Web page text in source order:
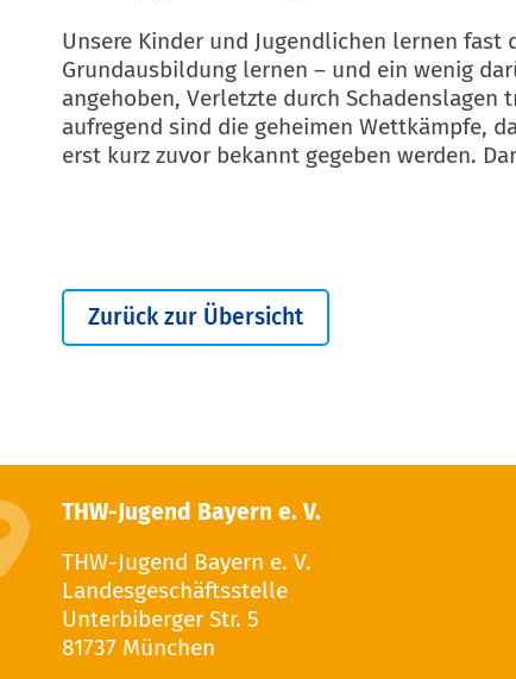
Unsere Kinder und Jugendlichen lernen fast
Grundausbildung lernen – und ein wenig
angehoben, Verletzte durch Schadenslagen
aufregend sind die geheimen Wettkämpfe,
erst kurz zuvor bekannt gegeben werden.
Zurück zur Übersicht
THW-Jugend Bayern e. V.
THW-Jugend Bayern e. V.
Landesgeschäftsstelle
Unterbiberger Str. 5
81737 München